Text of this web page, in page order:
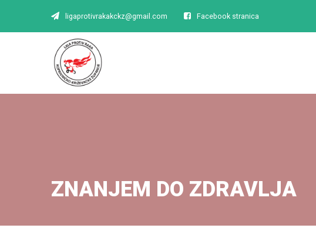
ligaprotivrakakckz@gmail.com Facebook stranica
ZNANJEM DO ZDRAVLJA